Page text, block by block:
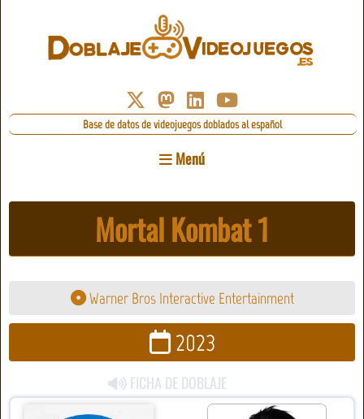
Base de datos de videojuegos doblados al español
Menú
Mortal Kombat 1
Warner Bros Interactive Entertainment
2023
FICHA DE DOBLAJE